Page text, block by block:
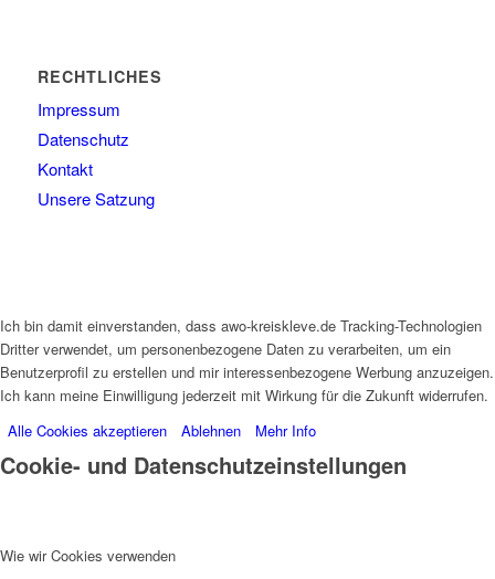
RECHTLICHES
Impressum
Datenschutz
Kontakt
Unsere Satzung
Ich bin damit einverstanden, dass awo-kreiskleve.de Tracking-Technologien
Dritter verwendet, um personenbezogene Daten zu verarbeiten, um ein
Benutzerprofil zu erstellen und mir interessenbezogene Werbung anzuzeigen.
Ich kann meine Einwilligung jederzeit mit Wirkung für die Zukunft widerrufen.
Alle Cookies akzeptieren
Ablehnen Mehr Info
Cookie- und Datenschutzeinstellungen
Wie wir Cookies verwenden